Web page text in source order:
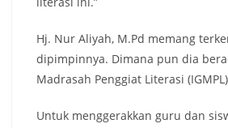
Hj. Nur Aliyah, M.Pd memang
dipimpinnya. Dimana pun dia
Madrasah Penggiat Literasi
Untuk menggerakkan guru dan